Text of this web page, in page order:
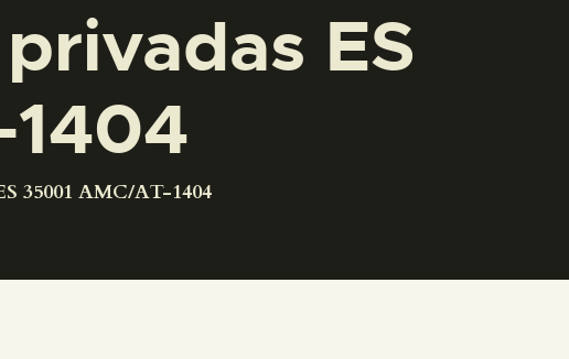
ES
35001 AMC/AT-1404